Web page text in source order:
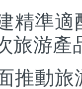
準適配
旅游產
動旅游